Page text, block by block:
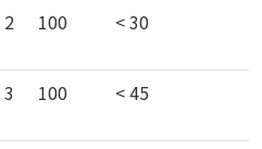
2 100 < 30
3 100 < 45